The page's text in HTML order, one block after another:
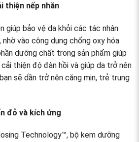
thiện nếp nhăn
giúp bảo vệ da khỏi các tác nhân
vào công dụng chống oxy hóa
dưỡng chất trong sản phẩm giúp
thiện độ đàn hồi và giúp da trở nên
sẽ dần trở nên căng mịn, trẻ trung
đỏ và kích ứng
Technology™, bộ kem dưỡng